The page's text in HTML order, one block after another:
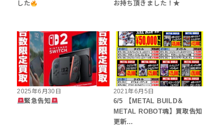
した お持ち頂きました！★
2025年6月30日
緊急告知
2021年6月5日
6/5 【METAL BUILD＆
METAL ROBOT魂】買取告知
更新…